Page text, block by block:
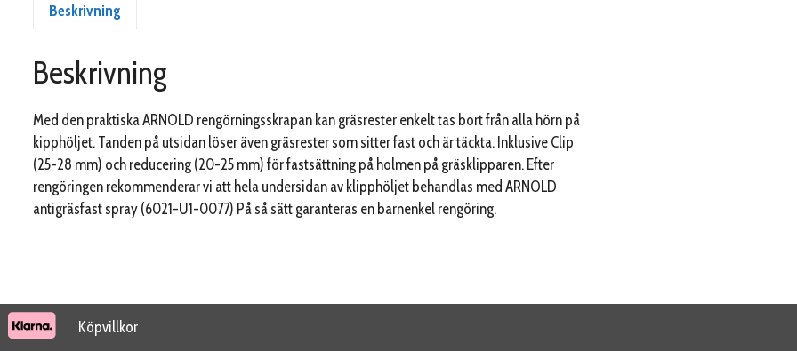
Beskrivning
Beskrivning
Med den praktiska ARNOLD rengörningsskrapan kan gräsrester enkelt tas bort från alla hörn på
kipphöljet. Tanden på utsidan löser även gräsrester som sitter fast och är täckta. Inklusive Clip
(25-28 mm) och reducering (20-25 mm) för fastsättning på holmen på gräsklipparen. Efter
rengöringen rekommenderar vi att hela undersidan av klipphöljet behandlas med ARNOLD
antigräsfast spray (6021-U1-0077) På så sätt garanteras en barnenkel rengöring.
Köpvillkor